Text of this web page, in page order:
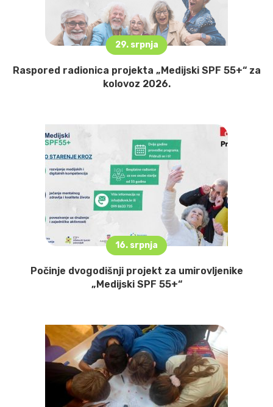
29. srpnja
Raspored radionica projekta „Medijski SPF 55+“ za
kolovoz 2026.
16. srpnja
Počinje dvogodišnji projekt za umirovljenike
„Medijski SPF 55+“